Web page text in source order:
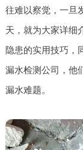
往难以察觉，一旦
天，就为大家详细
隐患的实用技巧，
漏水检测公司，他
漏水难题。